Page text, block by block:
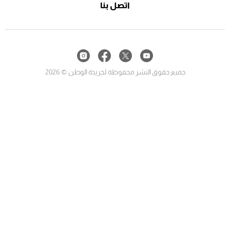
اتصل بنا
جميع حقوق النشر محفوظة لجريدة الوطن © 2026